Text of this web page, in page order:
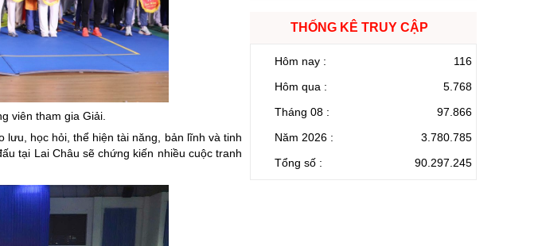
viên tham gia Giải.
lưu, học hỏi, thể hiện tài năng, bản lĩnh và tinh
tại Lai Châu sẽ chứng kiến nhiều cuộc tranh
THỐNG KÊ TRUY CẬP
Hôm nay :
116
Hôm qua :
5.768
Tháng 08 :
97.866
Năm 2026 :
3.780.785
Tổng số :
90.297.245